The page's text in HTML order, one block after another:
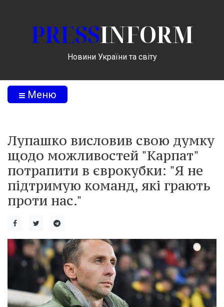
PRESSINFORM
Новини України та світу
Меню
Лупашко висловив свою думку
щодо можливостей "Карпат"
потрапити в єврокубки: "Я не
підтримую команд, які грають
проти нас."